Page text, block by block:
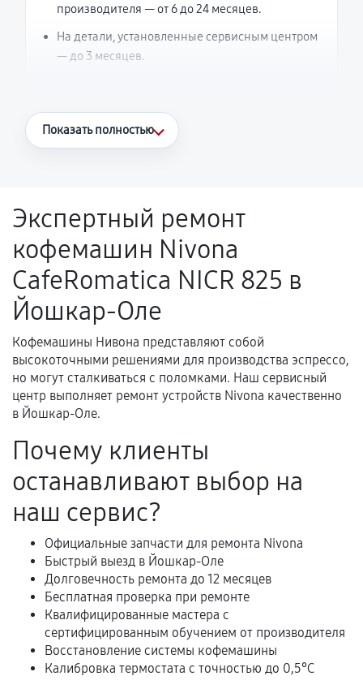
производителя — от 6 до 24 месяцев.
На детали, установленные сервисным центром
— до 3 месяцев.
Что считается гарантийным случаем
Поломка установленной детали при
нормальной эксплуатации в течение
гарантийного срока.
Несоответствие комплектующей заявленным
техническим характеристикам.
Документы для подтверждения
гарантии
Акт выполненных работ с датой, перечнем
услуг и сроком гарантии.
Документы на установленные комплектующие
и кассовый чек.
Расширенная гарантия
В некоторых случаях возможно оформление
расширенной гарантии. Стоимость, сроки и
условия продления согласовываются отдельно и
Показать полностью
Экспертный ремонт
кофемашин Nivona
CafeRomatica NICR 825 в
Йошкар-Оле
Кофемашины Нивона представляют собой
высокоточными решениями для производства эспрессо,
но могут сталкиваться с поломками. Наш сервисный
центр выполняет ремонт устройств Nivona качественно
в Йошкар-Оле.
Почему клиенты
останавливают выбор на
наш сервис?
Официальные запчасти для ремонта Nivona
Быстрый выезд в Йошкар-Оле
Долговечность ремонта до 12 месяцев
Бесплатная проверка при ремонте
Квалифицированные мастера с
сертифицированным обучением от производителя
Восстановление системы кофемашины
Калибровка термостата с точностью до 0,5°C